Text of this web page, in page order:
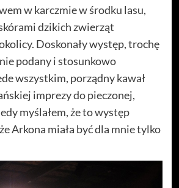
w karczmie w środku lasu,
dzikich zwierząt
Doskonały występ, trochę
podany i stosunkowo
wszystkim, porządny kawał
imprezy do pieczonej,
myślałem, że to występ
Arkona miała być dla mnie tylko